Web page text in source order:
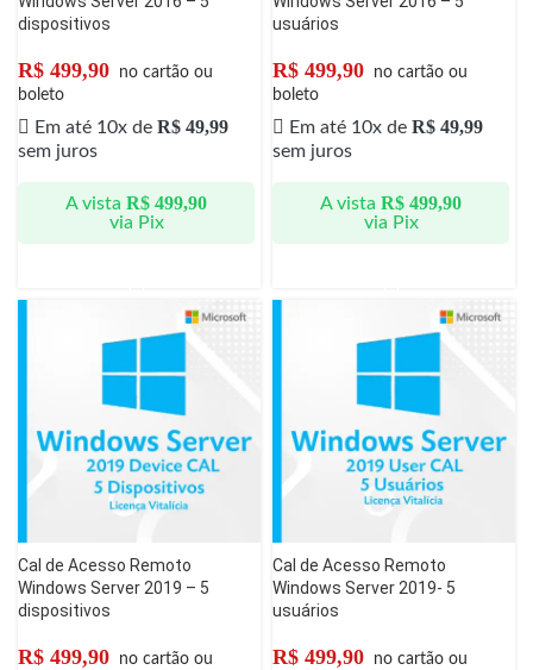
dispositivos
R$ 499,90
no cartão ou
boleto
A vista R$ 499,90
via Pix
Em até 10x de R$ 49,99
sem juros
usuários
R$ 499,90
no cartão ou
boleto
A vista R$ 499,90
via Pix
Em até 10x de R$ 49,99
sem juros
Cal de Acesso Remoto
Windows Server 2019 – 5
dispositivos
R$ 499,90
no cartão ou
Cal de Acesso Remoto
Windows Server 2019- 5
usuários
R$ 499,90
no cartão ou